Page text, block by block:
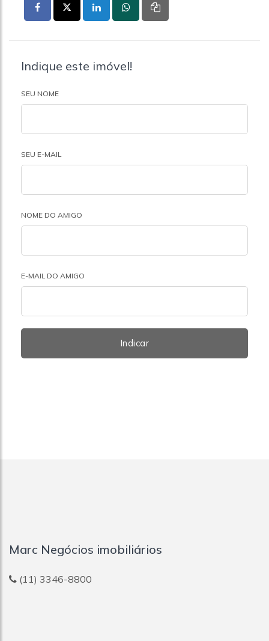
Indique este imóvel!
SEU NOME
SEU E-MAIL
NOME DO AMIGO
E-MAIL DO AMIGO
Indicar
Marc Negócios imobiliários
(11) 3346-8800